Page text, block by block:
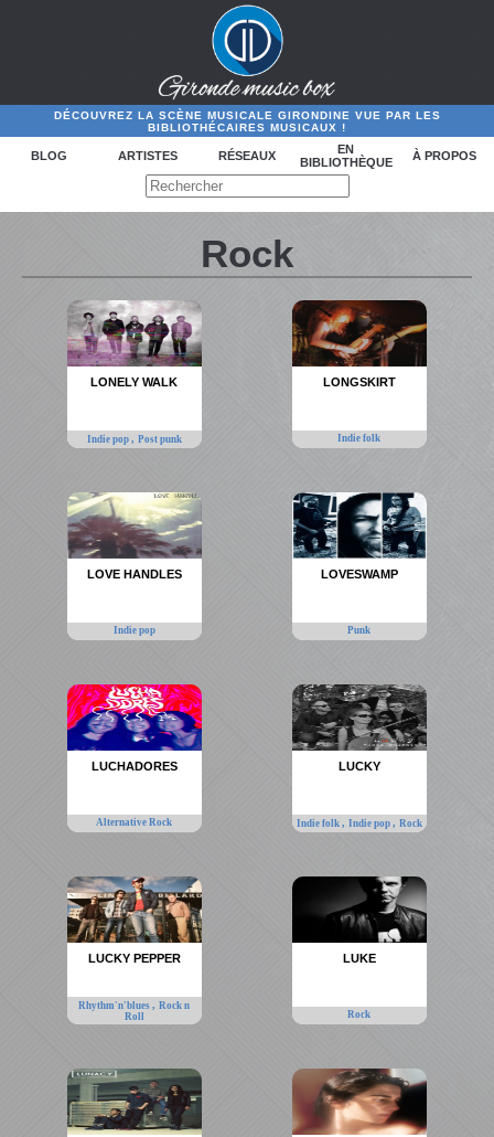
DÉCOUVREZ LA SCÈNE MUSICALE GIRONDINE VUE PAR LES
BIBLIOTHÉCAIRES MUSICAUX !
BLOG ARTISTES RÉSEAUX
EN
BIBLIOTHÈQUE
À PROPOS
Rock
LONELY WALK
Indie pop , Post punk
LONGSKIRT
Indie folk
LOVE HANDLES
Indie pop
LOVESWAMP
Punk
LUCHADORES
Alternative Rock
LUCKY
Indie folk , Indie pop , Rock
LUCKY PEPPER
Rhythm'n'blues,Rock n
Roll
LUKE
Rock